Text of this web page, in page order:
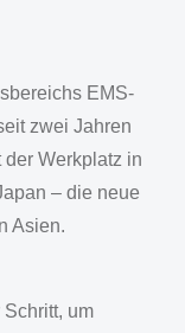
EMS-
zwei Jahren
Werkplatz in
– die neue
Asien.
um